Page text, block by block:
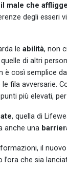
il male che
degli esseri
le abilità, non
di altri
è così semplice
fila avversarie.
più elevati,
, quella di
anche una
il
l’ora che sia